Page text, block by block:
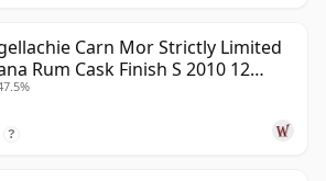
Carn Mor Strictly Limited
Rum Cask Finish S 2010 12
?